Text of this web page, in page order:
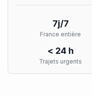
7j/7
France entière
< 24 h
Trajets urgents